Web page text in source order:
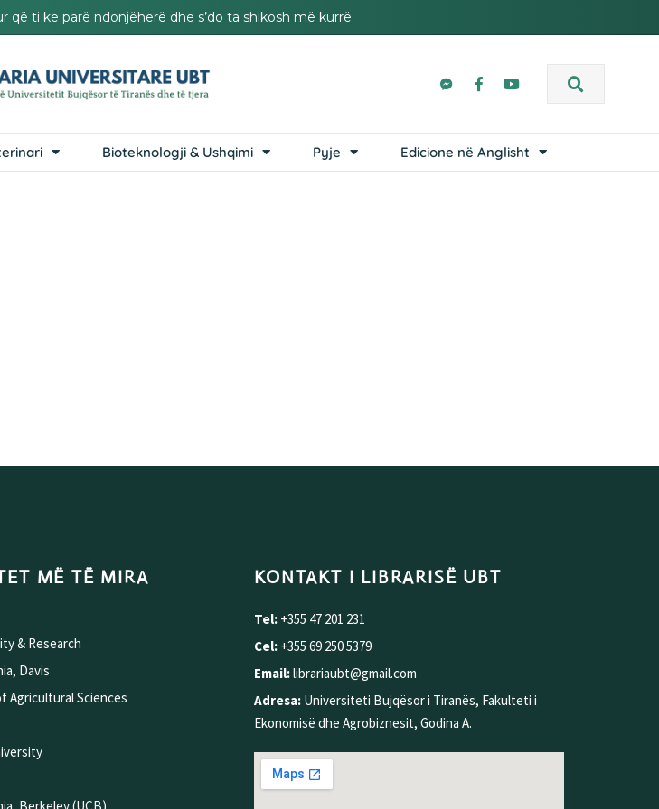
ti ke parë ndonjëherë dhe s’do ta shikosh më kurrë.
Bioteknologji & Ushqimi Pyje Edicione në Anglisht
MË TË MIRA
& Research
Davis
Agricultural Sciences
KONTAKT I LIBRARISË UBT
Tel: +355 47 201 231
Cel: +355 69 250 5379
Email:librariaubt@gmail.com
Adresa: Universiteti Bujqësor i Tiranës, Fakulteti i
Ekonomisë dhe Agrobiznesit, Godina A.